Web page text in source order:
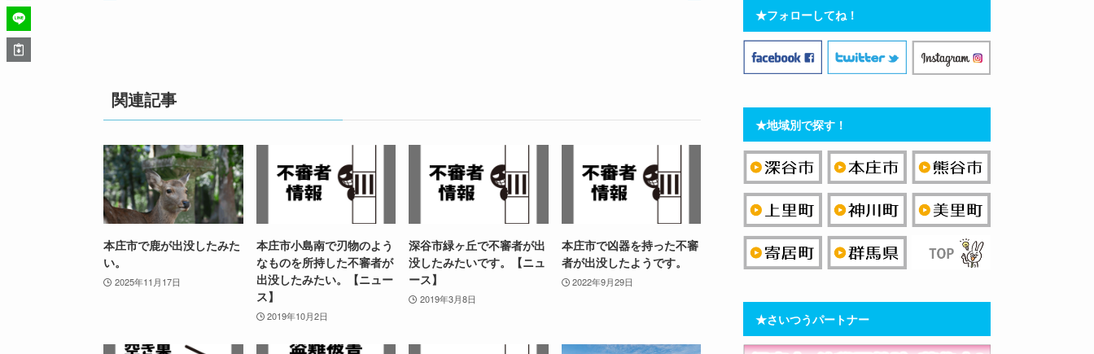
関連記事
本庄市で鹿が出没したみた
い。
2025年11月17日
本庄市小島南で刃物のよう
なものを所持した不審者が
出没したみたい。【ニュー
ス】
2019年10月2日
深谷市緑ヶ丘で不審者が出
没したみたいです。【ニュ
ース】
2019年3月8日
本庄市で凶器を持った不審
者が出没したようです。
2022年9月29日
★フォローしてね！
★地域別で探す！
★さいつうパートナー